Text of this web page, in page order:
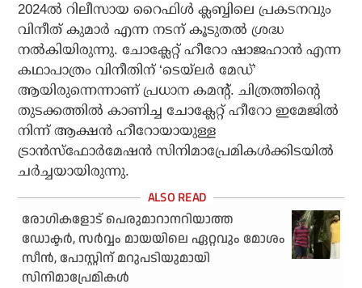
2024ല്‍ റിലീസായ റൈഫിള്‍ ക്ലബ്ബിലെ പ്രകടനവും
വിനീത് കുമാര്‍ എന്ന നടന് കൂടുതല്‍ ശ്രദ്ധ
നല്‍കിയിരുന്നു. ചോക്ലേറ്റ് ഹീറോ ഷാജഹാന്‍ എന്ന
കഥാപാത്രം വിനീതിന് ‘ടെയ്‌ലര്‍ മേഡ്’
ആയിരുന്നെന്നാണ് പ്രധാന കമന്റ്. ചിത്രത്തിന്റെ
തുടക്കത്തില്‍ കാണിച്ച ചോക്ലേറ്റ് ഹീറോ ഇമേജില്‍
നിന്ന് ആക്ഷന്‍ ഹീറോയായുള്ള
ട്രാന്‍സ്‌ഫോര്‍മേഷന്‍ സിനിമാപ്രേമികള്‍ക്കിടയില്‍
ചര്‍ച്ചയായിരുന്നു.
രോഗികളോട് പെരുമാറാനറിയാത്ത
ഡോക്ടര്‍, സര്‍വ്വം മായയിലെ ഏറ്റവും മോശം
സീന്‍, പോസ്റ്റിന് മറുപടിയുമായി
സിനിമാപ്രേമികള്‍